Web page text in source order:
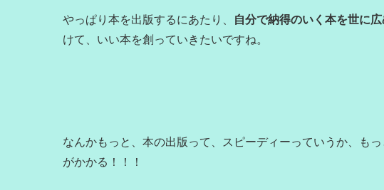
やっぱり本を出版するにあたり、 自分で納得のいく本を世に
けて、いい本を創っていきたいですね。
なんかもっと、本の出版って、スピーディーっていうか、も
がかかる！！！